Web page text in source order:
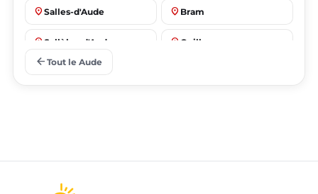
place Salles-d'Aude place Bram
place Sallèles-d'Aude place Quillan
arrow_back Tout le Aude